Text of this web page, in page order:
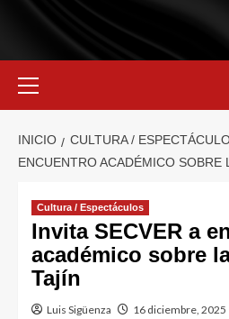
INICIO CULTURA /
ENCUENTRO ACADÉMICO SOBRE
Cultura / Espectáculos
Invita SECVER a
académico sobre
Tajín
Luis Sigüenza 16 diciembre, 2025